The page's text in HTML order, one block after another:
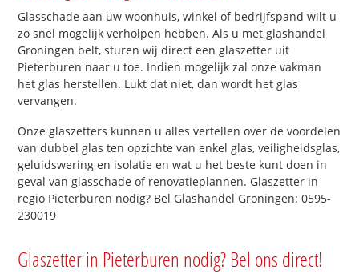
Glasschade aan uw woonhuis, winkel of bedrijfspand wilt u
zo snel mogelijk verholpen hebben. Als u met glashandel
Groningen belt, sturen wij direct een glaszetter uit
Pieterburen naar u toe. Indien mogelijk zal onze vakman
het glas herstellen. Lukt dat niet, dan wordt het glas
vervangen.
Onze glaszetters kunnen u alles vertellen over de voordelen
van dubbel glas ten opzichte van enkel glas, veiligheidsglas,
geluidswering en isolatie en wat u het beste kunt doen in
geval van glasschade of renovatieplannen. Glaszetter in
regio Pieterburen nodig? Bel Glashandel Groningen: 0595-
230019
Glaszetter in Pieterburen nodig? Bel ons direct!